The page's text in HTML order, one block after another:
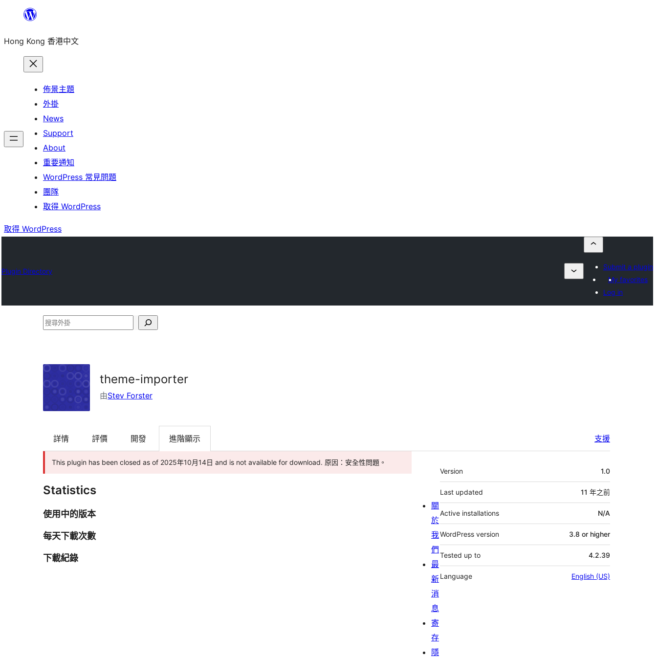
主
Hong Kong 香港中文
佈景主題
外掛
News
Support
About
重要通知
WordPress 常見問題
團隊
取得 WordPress
取得 WordPress
Plugin Directory
Submit a plugin
My favorites
Log in
搜
掛
theme-importer
由Stev Forster
詳情 評價 開發 進階顯示 支援
This plugin has been closed as of 2025年10月14日 and is not available for download. 原因：安全性問題。
Statistics
使用中的版本
每天下載次數
下載紀錄
其
它
Version 1.0
Last updated 11 年之前
Active installations N/A
WordPress version 3.8 or higher
Tested up to 4.2.39
Language English (US)
關
於
我
們
最
新
消
息
寄
存
隱